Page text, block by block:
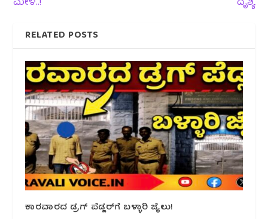
RELATED POSTS
ಕಾರವಾರದ ಡ್ರಗ್ ಪೆಡ್ಲರ್‌ಗೆ ಬಳ್ಳಾರಿ ಜೈಲು!